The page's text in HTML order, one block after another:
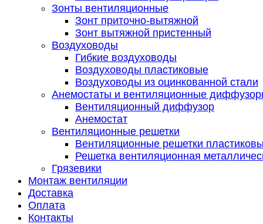
Зонты вентиляционные
Зонт приточно-вытяжной
Зонт вытяжной пристенный
Воздуховоды
Гибкие воздуховоды
Воздуховоды пластиковые
Воздуховоды из оцинкованной стали
Анемостаты и вентиляционные
Вентиляционный диффузор
Анемостат
Вентиляционные решетки
Вентиляционные решетки
Решетка вентиляционная
Грязевики
Монтаж вентиляции
Доставка
Оплата
Контакты